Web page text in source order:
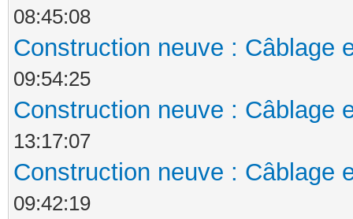
08:45:08
Construction neuve : Câblage
09:54:25
Construction neuve : Câblage
13:17:07
Construction neuve : Câblage
09:42:19